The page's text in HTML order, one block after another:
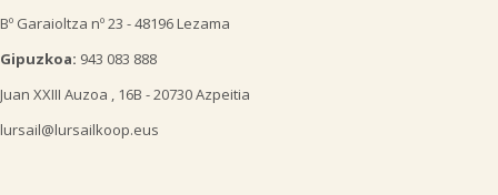
Bº Garaioltza nº 23 - 48196 Lezama
Gipuzkoa: 943 083 888
Juan XXIII Auzoa , 16B - 20730 Azpeitia
lursail@lursailkoop.eus